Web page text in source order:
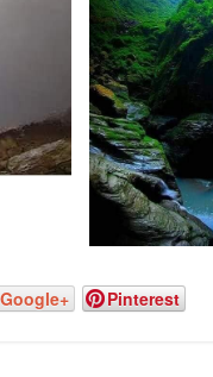
Google+ Pinterest